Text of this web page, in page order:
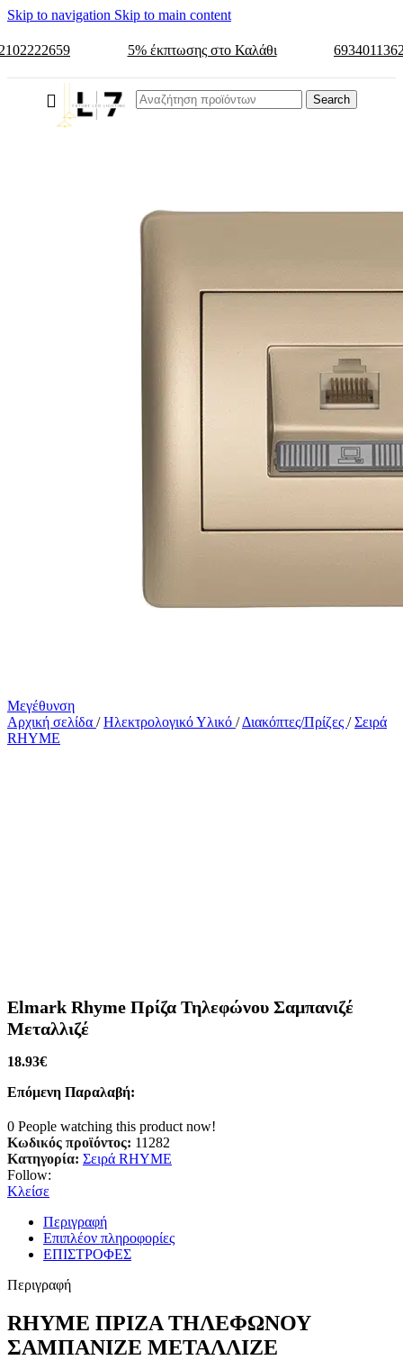
Skip to navigation Skip to main content
5% έκπτωσης στο Καλάθι
Search
Μεγέθυνση
Αρχική σελίδα / Ηλεκτρολογικό Υλικό / Διακόπτες/Πρίζες / Σειρά
RHYME
Elmark Rhyme Πρίζα Τηλεφώνου Σαμπανιζέ
Μεταλλιζέ
18.93€
Επόμενη Παραλαβή:
0 People watching this product now!
Κωδικός προϊόντος: 11282
Κατηγορία: Σειρά RHYME
Follow:
Κλείσε
Περιγραφή
Επιπλέον πληροφορίες
ΕΠΙΣΤΡΟΦΕΣ
Περιγραφή
RHYME ΠΡΙΖΑ ΤΗΛΕΦΩΝΟΥ
ΣΑΜΠΑΝΙΖΕ ΜΕΤΑΛΛΙΖΕ